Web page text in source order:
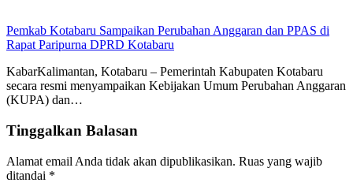
Pemkab Kotabaru Sampaikan Perubahan Anggaran dan PPAS di
Rapat Paripurna DPRD Kotabaru
KabarKalimantan, Kotabaru – Pemerintah Kabupaten Kotabaru
secara resmi menyampaikan Kebijakan Umum Perubahan Anggaran
(KUPA) dan…
Tinggalkan Balasan
Alamat email Anda tidak akan dipublikasikan. Ruas yang wajib
ditandai *